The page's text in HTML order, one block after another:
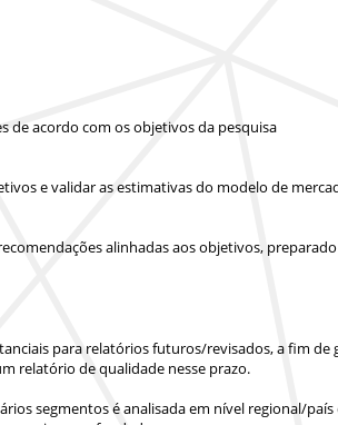
de acordo com os objetivos da pesquisa
e validar as estimativas do modelo de
alinhadas aos objetivos,
para relatórios futuros/revisados, a fim
relatório de qualidade nesse prazo.
segmentos é analisada em nível regional/país